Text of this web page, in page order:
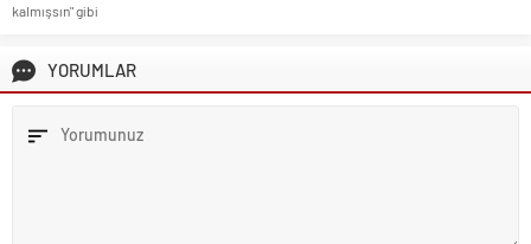
kalmışsın" gibi
YORUMLAR